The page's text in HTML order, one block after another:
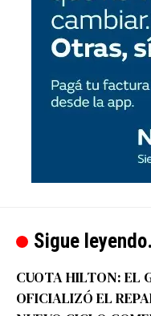
Sigue
CUOTA HILTON: EL
OFICIALIZÓ EL